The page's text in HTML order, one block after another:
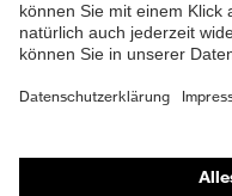
Kontakt
protecting people